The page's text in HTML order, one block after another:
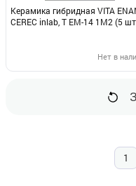
Керамика гибридная VITA
CEREC inlab, T EM-14 1М2 (5 шт.)
Нет в
1